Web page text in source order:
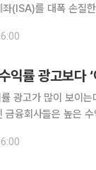
(ISA)를 대폭 손질
진한다. 다만 기존
익률 광고보다
많이 보이는데 내 IRP 옮겨야 할
금융회사들은 높은
은 오랜 기간 운용하